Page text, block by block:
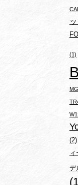
(1)
B
(2)
ィ
デ